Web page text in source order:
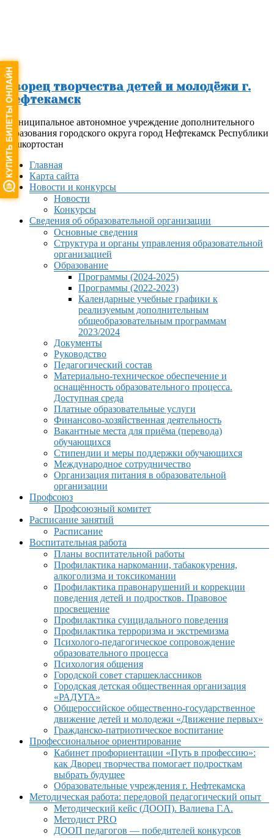
Дворец творчества детей и молодёжи г.
Нефтекамск
Муниципальное автономное учреждение дополнительного
образования городского округа город Нефтекамск Республики
Башкортостан
МенюГлавная
Карта сайта
Новости и конкурсы
Новости
Конкурсы
Сведения об образовательной организации
Основные сведения
Структура и органы управления образовательной
организацией
Образование
Программы (2024-2025)
Программы (2022-2023)
Календарные учебные графики к
реализуемым дополнительным
общеобразовательным программам
2023/2024
Документы
Руководство
Педагогический состав
Материально-техническое обеспечение и
оснащённость образовательного процесса.
Доступная среда
Платные образовательные услуги
Финансово-хозяйственная деятельность
Вакантные места для приёма (перевода)
обучающихся
Стипендии и меры поддержки обучающихся
Международное сотрудничество
Организация питания в образовательной
организации
Профсоюз
Профсоюзный комитет
Расписание занятий
Расписание
Воспитательная работа
Планы воспитательной работы
Профилактика наркомании, табакокурения,
алкоголизма и токсикомании
Профилактика правонарушений и коррекции
поведения детей и подростков. Правовое
просвещение
Профилактика суицидального поведения
Профилактика терроризма и экстремизма
Психолого-педагогическое сопровождение
образовательного процесса
Психология общения
Городской совет старшеклассников
Городская детская общественная организация
«РАДУГА»
Общероссийское общественно-государственное
движение детей и молодежи «Движение первых»
Гражданско-патриотическое воспитание
Профессиональное ориентирование
Кабинет профориентации «Путь в профессию»:
как Дворец творчества помогает подросткам
выбрать будущее
Образовательные учреждения г. Нефтекамска
Методическая работа: передовой педагогический опыт
Методический кейс (ДООП). Валиева Г.А.
Методист PRO
ДООП педагогов — победителей конкурсов